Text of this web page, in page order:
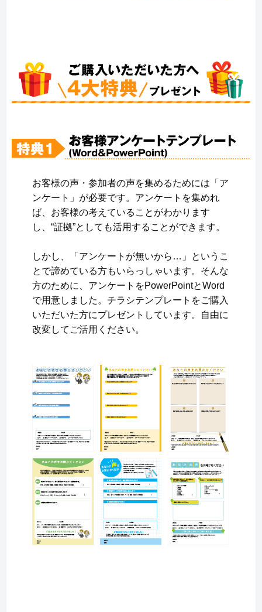
お客様の声・参加者の声を集めるためには「ア
ンケート」が必要です。アンケートを集めれ
ば、お客様の考えていることがわかります
し、“証拠”としても活用することができます。
しかし、「アンケートが無いから…」というこ
とで諦めている方もいらっしゃいます。そんな
方のために、アンケートをPowerPointとWord
で用意しました。チラシテンプレートをご購入
いただいた方にプレゼントしています。自由に
改変してご活用ください。